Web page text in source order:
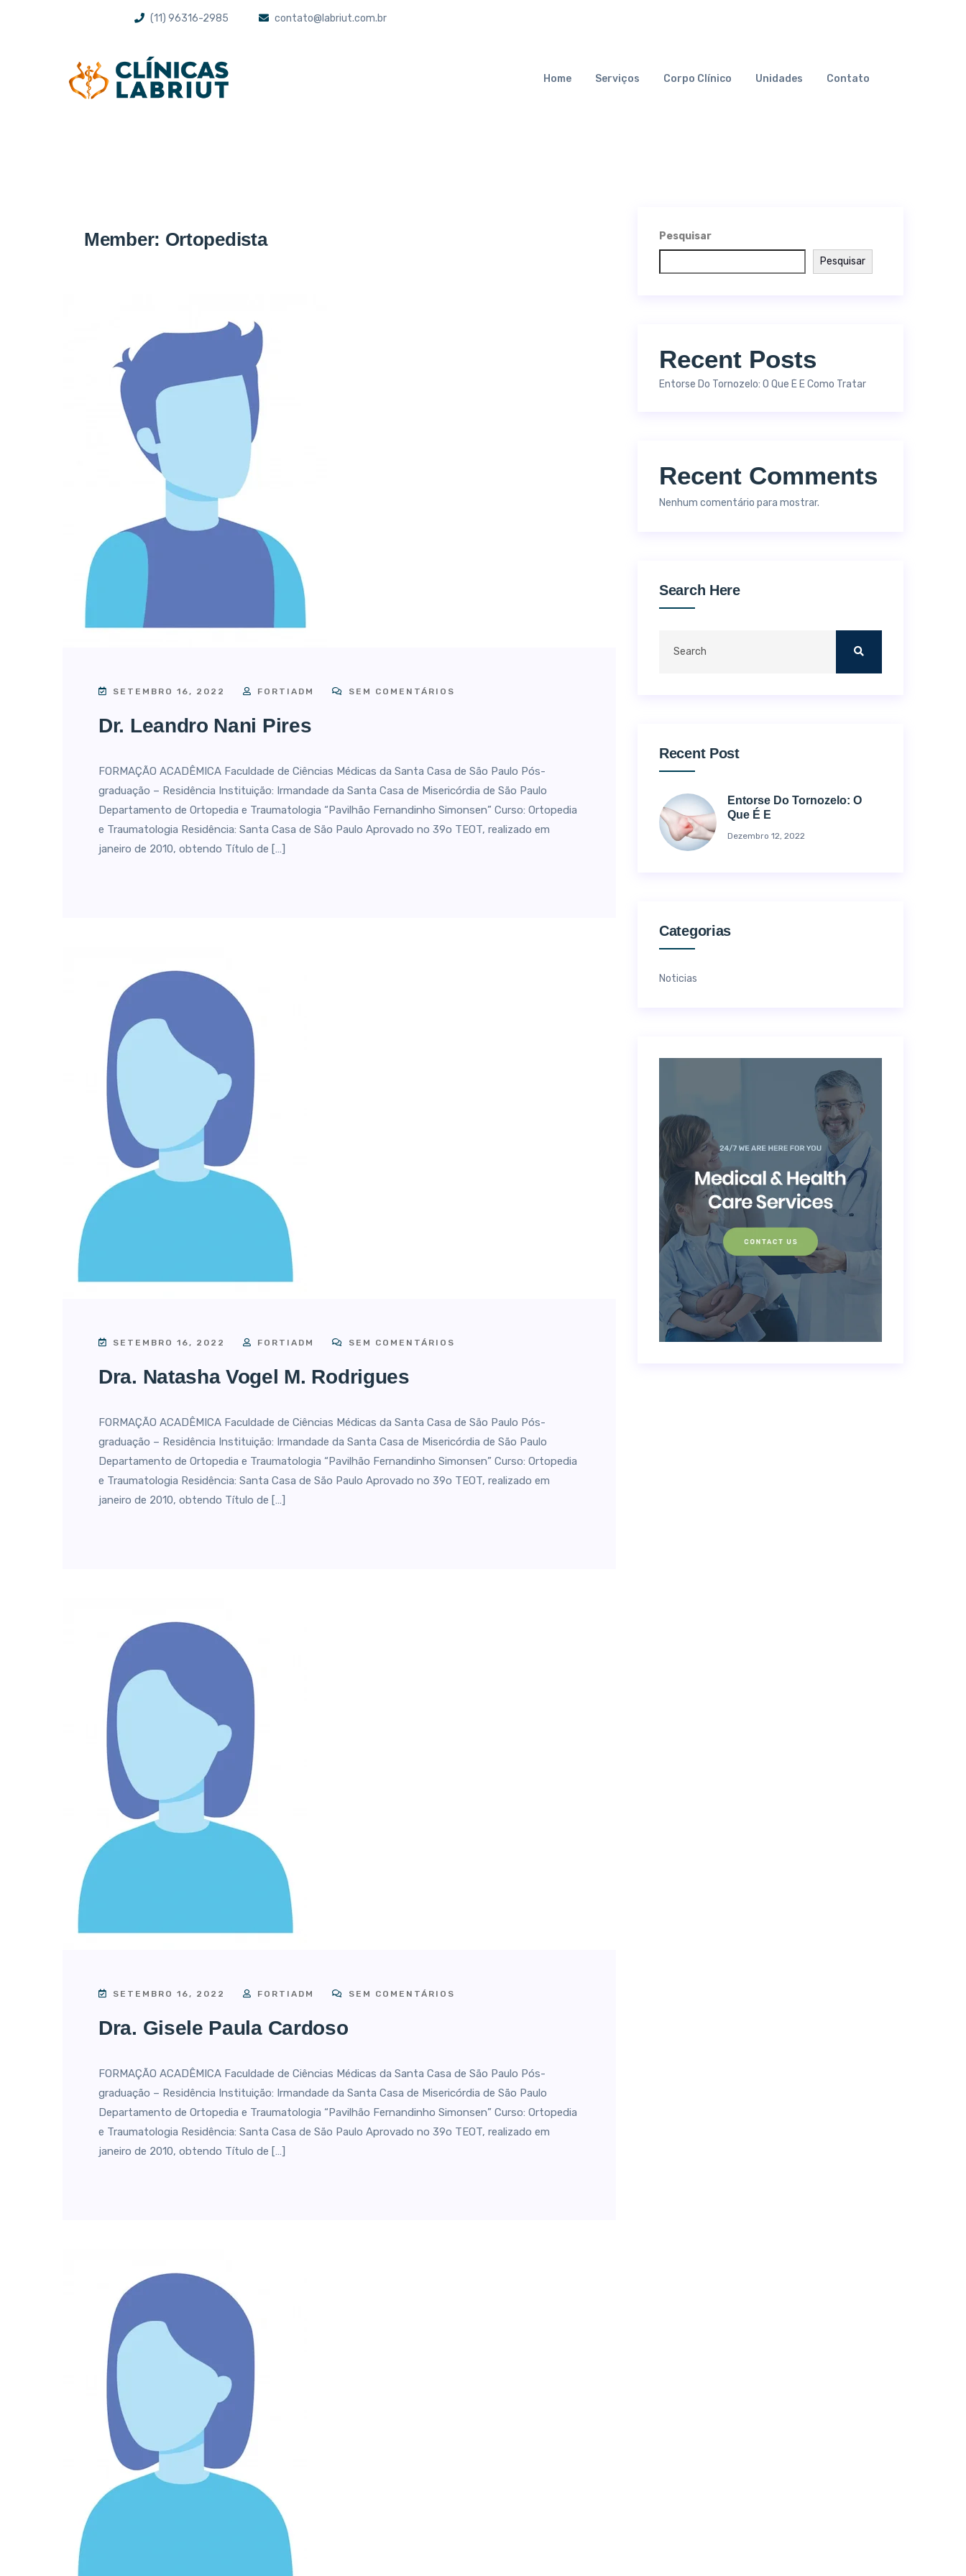
(11) 96316-2985 contato@labriut.com.br
Home Serviços Corpo Clínico Unidades Contato
Member: Ortopedista
SETEMBRO 16, 2022 FORTIADM SEM COMENTÁRIOS
Dr. Leandro Nani Pires
FORMAÇÃO ACADÊMICA Faculdade de Ciências Médicas da Santa Casa de São Paulo Pós-
graduação – Residência Instituição: Irmandade da Santa Casa de Misericórdia de São Paulo
Departamento de Ortopedia e Traumatologia “Pavilhão Fernandinho Simonsen” Curso: Ortopedia
e Traumatologia Residência: Santa Casa de São Paulo Aprovado no 39o TEOT, realizado em
janeiro de 2010, obtendo Título de […]
SETEMBRO 16, 2022 FORTIADM SEM COMENTÁRIOS
Dra. Natasha Vogel M. Rodrigues
FORMAÇÃO ACADÊMICA Faculdade de Ciências Médicas da Santa Casa de São Paulo Pós-
graduação – Residência Instituição: Irmandade da Santa Casa de Misericórdia de São Paulo
Departamento de Ortopedia e Traumatologia “Pavilhão Fernandinho Simonsen” Curso: Ortopedia
e Traumatologia Residência: Santa Casa de São Paulo Aprovado no 39o TEOT, realizado em
janeiro de 2010, obtendo Título de […]
SETEMBRO 16, 2022 FORTIADM SEM COMENTÁRIOS
Dra. Gisele Paula Cardoso
FORMAÇÃO ACADÊMICA Faculdade de Ciências Médicas da Santa Casa de São Paulo Pós-
graduação – Residência Instituição: Irmandade da Santa Casa de Misericórdia de São Paulo
Departamento de Ortopedia e Traumatologia “Pavilhão Fernandinho Simonsen” Curso: Ortopedia
e Traumatologia Residência: Santa Casa de São Paulo Aprovado no 39o TEOT, realizado em
janeiro de 2010, obtendo Título de […]
Pesquisar
Pesquisar
Recent Posts
Entorse Do Tornozelo: O Que É E Como Tratar
Recent Comments
Nenhum comentário para mostrar.
Search Here
Recent Post
Entorse Do Tornozelo: O
Que É E
Dezembro 12, 2022
Categorias
Noticias